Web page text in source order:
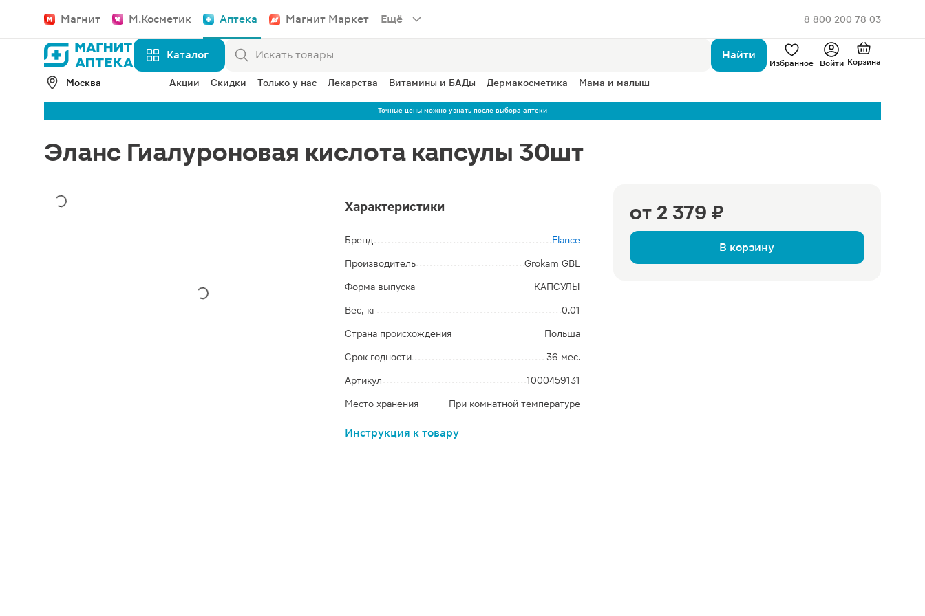
Магнит М.Косметик Аптека Магнит Маркет Ещё 8 800 200 78 03
Каталог Найти
Избранное Войти Корзина
Москва Акции Скидки Только у нас Лекарства Витамины и БАДы Дермакосметика Мама и малыш
Точные цены можно узнать после выбора аптеки
Эланс Гиалуроновая кислота капсулы 30шт
от 2 379 ₽
В корзину
Характеристики
Бренд Elance
Производитель Grokam GBL
Форма выпуска КАПСУЛЫ
Вес, кг 0.01
Страна происхождения Польша
Срок годности 36 мес.
Артикул 1000459131
Место хранения При комнатной температуре
Инструкция к товару